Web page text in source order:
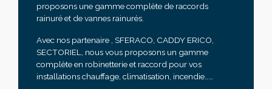
proposons une gamme complète de raccords
rainuré et de vannes rainurés.
Avec nos partenaire , SFERACO, CADDY ERICO,
SECTORIEL, nous vous proposons un gamme
complète en robinetterie et raccord pour vos
installations chauffage, climatisation, incendie……